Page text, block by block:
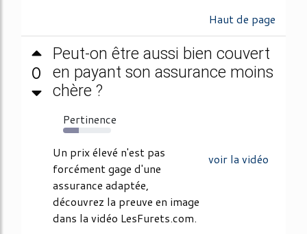
Haut de page
0
Peut-on être aussi bien couvert
en payant son assurance moins
chère ?
Pertinence
33%
voir la vidéo
Un prix élevé n'est pas
forcément gage d'une
assurance adaptée,
découvrez la preuve en image
dans la vidéo LesFurets.com.